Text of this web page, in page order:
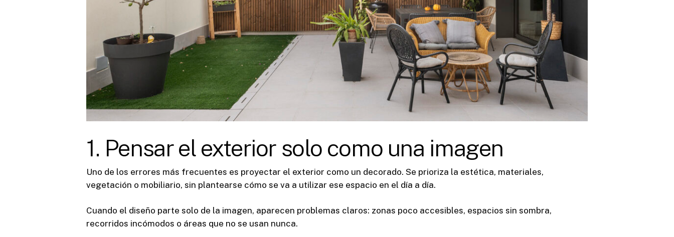
1. Pensar el exterior solo como una imagen
Uno de los errores más frecuentes es proyectar el exterior como un decorado. Se prioriza la estética, materiales,
vegetación o mobiliario, sin plantearse cómo se va a utilizar ese espacio en el día a día.
Cuando el diseño parte solo de la imagen, aparecen problemas claros: zonas poco accesibles, espacios sin sombra,
recorridos incómodos o áreas que no se usan nunca.